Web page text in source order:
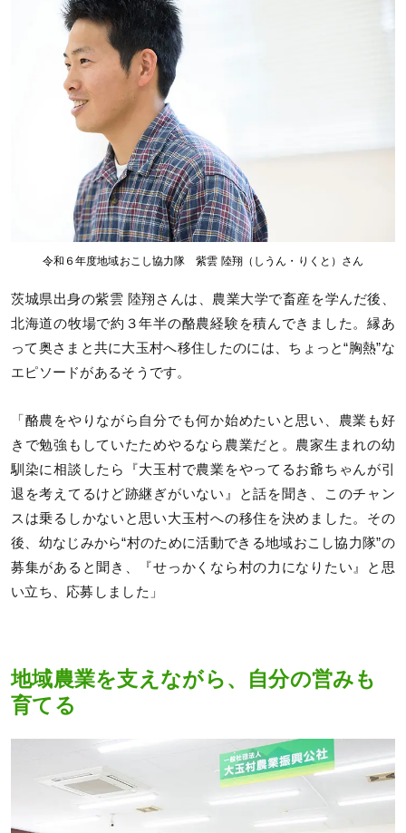
令和６年度地域おこし協力隊 紫雲 陸翔（しうん・りくと）さん
茨城県出身の紫雲 陸翔さんは、農業大学で畜産を学んだ後、
北海道の牧場で約３年半の酪農経験を積んできました。縁あ
って奥さまと共に大玉村へ移住したのには、ちょっと“胸熱”な
エピソードがあるそうです。
「酪農をやりながら自分でも何か始めたいと思い、農業も好
きで勉強もしていたためやるなら農業だと。農家生まれの幼
馴染に相談したら『大玉村で農業をやってるお爺ちゃんが引
退を考えてるけど跡継ぎがいない』と話を聞き、このチャン
スは乗るしかないと思い大玉村への移住を決めました。その
後、幼なじみから“村のために活動できる地域おこし協力隊”の
募集があると聞き、『せっかくなら村の力になりたい』と思
い立ち、応募しました」
地域農業を支えながら、自分の営みも
育てる